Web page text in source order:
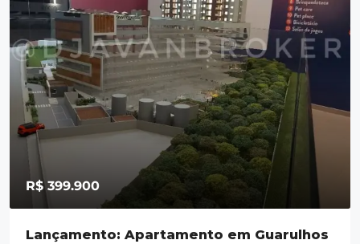
R$ 399.900
Lançamento: Apartamento em Guarulhos